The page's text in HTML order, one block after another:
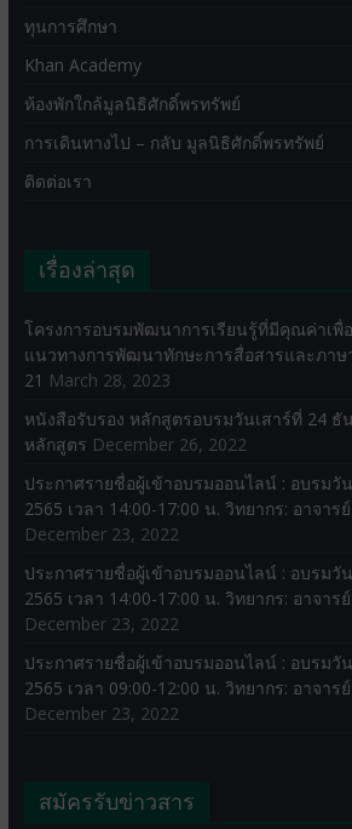
ทุนการศึกษา
Khan Academy
ห้องพักใกล้มูลนิธิศักดิ์พรทรัพย์
การเดินทางไป – กลับ มูลนิธิศักดิ์พรทรัพย์
ติดต่อเรา
เรื่องล่าสุด
โครงการอบรมพัฒนาการเรียนรู้ที่มีคุณค่าเพื่
แนวทางการพัฒนาทักษะการสื่อสารและภาษ
21 March 28, 2023
หนังสือรับรอง หลักสูตรอบรมวันเสาร์ที่ 24 ธั
หลักสูตร December 26, 2022
ประกาศรายชื่อผู้เข้าอบรมออนไลน์ : อบรมวั
2565 เวลา 14:00-17:00 น. วิทยากร: อาจา
December 23, 2022
ประกาศรายชื่อผู้เข้าอบรมออนไลน์ : อบรมวั
2565 เวลา 14:00-17:00 น. วิทยากร: อาจาร
December 23, 2022
ประกาศรายชื่อผู้เข้าอบรมออนไลน์ : อบรมวั
2565 เวลา 09:00-12:00 น. วิทยากร: อาจา
December 23, 2022
สมัครรับข่าวสาร